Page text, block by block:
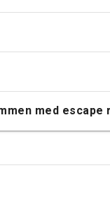
med escape